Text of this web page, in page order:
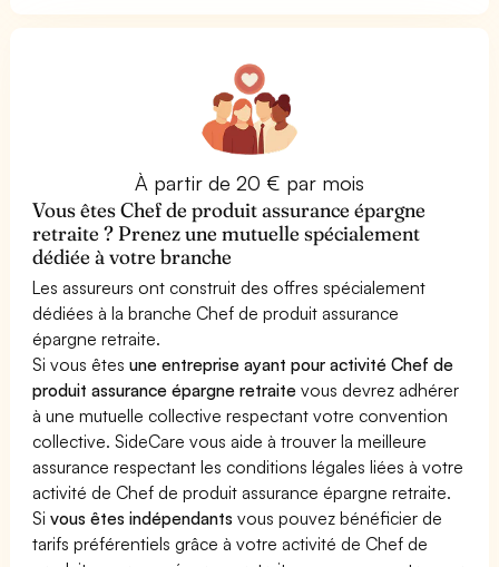
À partir de 20 € par mois
Vous êtes Chef de produit assurance épargne
retraite ? Prenez une mutuelle spécialement
dédiée à votre branche
Les assureurs ont construit des offres spécialement
dédiées à la branche Chef de produit assurance
épargne retraite.
Si vous êtesune entreprise ayant pour activité Chef de
produit assurance épargne retraite vous devrez adhérer
à une mutuelle collective respectant votre convention
collective. SideCare vous aide à trouver la meilleure
assurance respectant les conditions légales liées à votre
activité de Chef de produit assurance épargne retraite.
Sivous êtes indépendants vous pouvez bénéficier de
tarifs préférentiels grâce à votre activité de Chef de